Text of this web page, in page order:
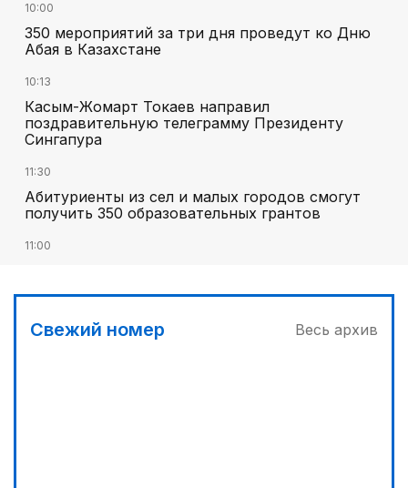
10:00
350 мероприятий за три дня проведут ко Дню
Абая в Казахстане
10:13
Касым-Жомарт Токаев направил
поздравительную телеграмму Президенту
Сингапура
11:30
Абитуриенты из сел и малых городов смогут
получить 350 образовательных грантов
11:00
МЧС запустило новые станции мониторинга
Свежий номер Весь архив